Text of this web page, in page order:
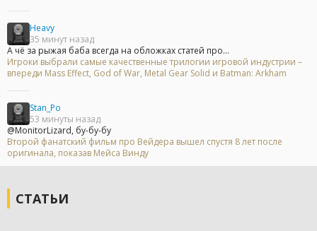
Heavy
35 минут назад
А чё за рыжая баба всегда на обложках статей про...
Игроки выбрали самые качественные трилогии игровой индустрии –
впереди Mass Effect, God of War, Metal Gear Solid и Batman: Arkham
Stan_Po
53 минуты назад
@MonitorLizard, бу-бу-бу
Второй фанатский фильм про Вейдера вышел спустя 8 лет после
оригинала, показав Мейса Винду
СТАТЬИ